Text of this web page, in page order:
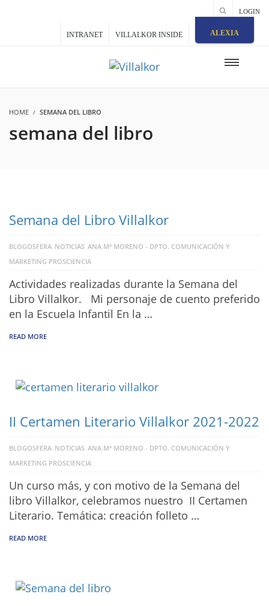
LOGIN
INTRANET VILLALKOR INSIDE ALEXIA
HOME SEMANA DEL LIBRO
semana del libro
Semana del Libro Villalkor
BLOGOSFERA NOTICIAS ANA Mª MORENO - DPTO. COMUNICACIÓN Y
MARKETING PROSCIENCIA
Actividades realizadas durante la Semana del
Libro Villalkor. Mi personaje de cuento preferido
en la Escuela Infantil En la …
READ MORE
II Certamen Literario Villalkor 2021-2022
BLOGOSFERA NOTICIAS ANA Mª MORENO - DPTO. COMUNICACIÓN Y
MARKETING PROSCIENCIA
Un curso más, y con motivo de la Semana del
libro Villalkor, celebramos nuestro II Certamen
Literario. Temática: creación folleto …
READ MORE